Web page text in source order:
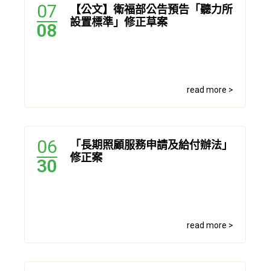
【公文】衛福部公告預告「聽力所
設置標準」修正草案
read more >
07
08
「長期照顧服務申請及給付辦法」
修正案
read more >
06
30